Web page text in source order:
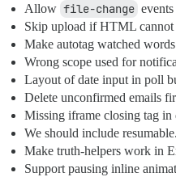
Allow file-change
Skip upload if HTML cannot
Make autotag watched
Wrong scope used for
Layout of date input in poll
Delete unconfirmed emails
Missing iframe closing tag in
We should include
Make truth-helpers work in
Support pausing inline